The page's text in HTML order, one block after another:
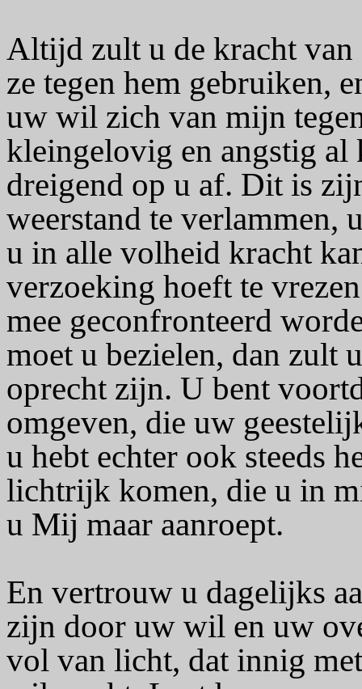
Altijd zult u de kracht
ze tegen hem gebruiken,
uw wil zich van mijn
kleingelovig en angstig al
dreigend op u af. Dit is
weerstand te verlammen,
u in alle volheid kracht
verzoeking hoeft te
mee geconfronteerd
moet u bezielen, dan zult
oprecht zijn. U bent
omgeven, die uw
u hebt echter ook steeds
lichtrijk komen, die u in
u Mij maar aanroept.
En vertrouw u dagelijks
zijn door uw wil en uw
vol van licht, dat innig